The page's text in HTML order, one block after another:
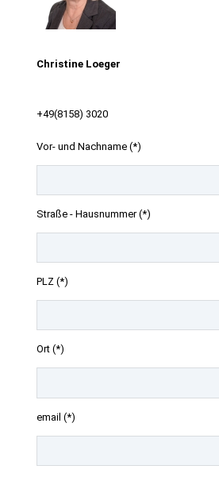
Christine Loeger
+49(8158) 3020
Vor- und Nachname (*)
Straße - Hausnummer (*)
PLZ (*)
Ort (*)
email (*)